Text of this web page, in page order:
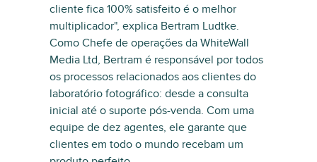
cliente fica 100% satisfeito é o melhor
multiplicador", explica Bertram Ludtke.
Como Chefe de operações da WhiteWall
Media Ltd, Bertram é responsável por todos
os processos relacionados aos clientes do
laboratório fotográfico: desde a consulta
inicial até o suporte pós-venda. Com uma
equipe de dez agentes, ele garante que
clientes em todo o mundo recebam um